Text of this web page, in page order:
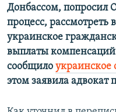
Донбассом, попросил
процесс,
украинское
выплаты
сообщило украинское
этом заявила